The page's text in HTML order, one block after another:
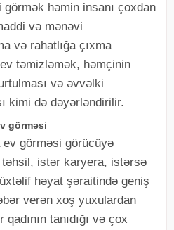
həmin insanı çoxdan
və mənəvi
və rahatlığa çıxma
təmizləmək, həmçinin
və əvvəlki
kimi də dəyərləndirilir.
görməsi
ev görməsi görücüyə
təhsil, istər karyera, istərsə
həyat şəraitində geniş
verən xoş yuxulardan
tanıdığı və çox